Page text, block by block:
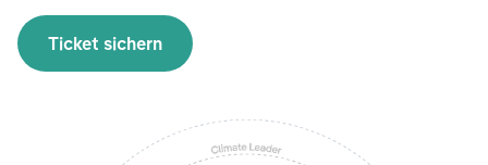
Ticket sichern